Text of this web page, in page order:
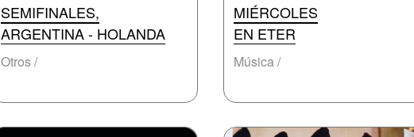
SEMIFINALES,
ARGENTINA - HOLANDA
Otros /
MIÉRCOLES
EN ETER
Música /